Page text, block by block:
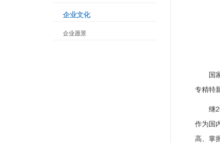
企业文化
企业愿景
国
专精特
继
作为国
高、掌